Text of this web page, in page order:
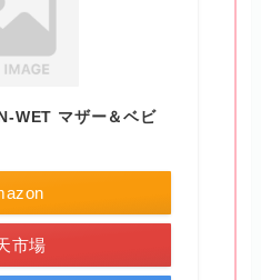
WET マザー＆ベビ
市場